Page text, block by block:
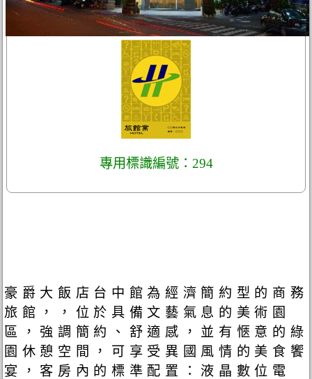
專用標識編號：294
豪爵大飯店台中館為經濟簡約型的商務
旅館，，位於具備文藝氣息的美術園
區，強調簡約、舒適感，並有愜意的綠
園休憩空間，可享受異國風情的美食饗
宴，客房內的標準配置：液晶數位電